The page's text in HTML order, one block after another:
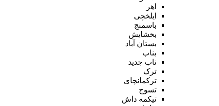
اهر
ایلخچی
باسمنج
بخشایش
بستان آباد
بناب
ناب جدید
ترک
ترکمانچای
تسوج
تیکمه داش